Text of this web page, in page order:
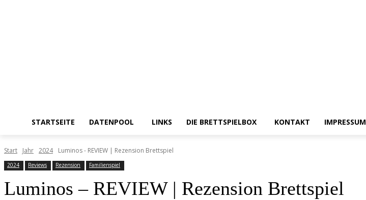
STARTSEITE DATENPOOL LINKS DIE BRETTSPIELBOX KONTAKT IMPRESSUM
Start Jahr 2024 Luminos - REVIEW | Rezension Brettspiel
2024 Reviews Rezension Familienspiel
Luminos – REVIEW | Rezension Brettspiel